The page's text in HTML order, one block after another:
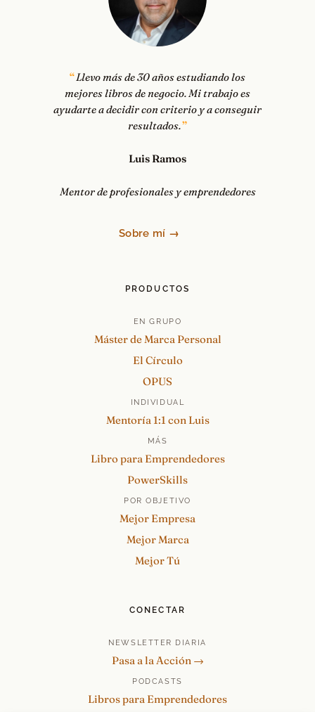
Llevo más de 30 años estudiando los
mejores libros de negocio. Mi trabajo es
ayudarte a decidir con criterio y a conseguir
resultados.
Luis Ramos
Mentor de profesionales y emprendedores
Sobre mí →
PRODUCTOS
EN GRUPO
Máster de Marca Personal
El Círculo
OPUS
INDIVIDUAL
Mentoría 1:1 con Luis
MÁS
Libro para Emprendedores
PowerSkills
POR OBJETIVO
Mejor Empresa
Mejor Marca
Mejor Tú
CONECTAR
NEWSLETTER DIARIA
Pasa a la Acción →
PODCASTS
Libros para Emprendedores